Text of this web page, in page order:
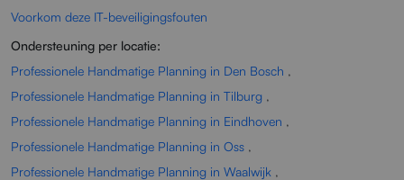
Voorkom deze IT-beveiligingsfouten
Ondersteuning per locatie:
Professionele Handmatige Planning in Den Bosch ,
Professionele Handmatige Planning in Tilburg ,
Professionele Handmatige Planning in Eindhoven ,
Professionele Handmatige Planning in Oss ,
Professionele Handmatige Planning in Waalwijk ,